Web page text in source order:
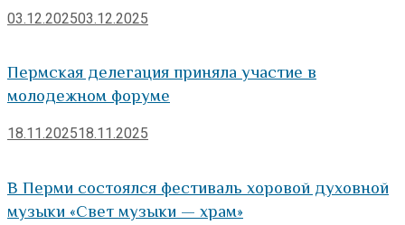
03.12.202503.12.2025
Пермская делегация приняла участие в
молодежном форуме
18.11.202518.11.2025
В Перми состоялся фестиваль хоровой духовной
музыки «Свет музыки — храм»